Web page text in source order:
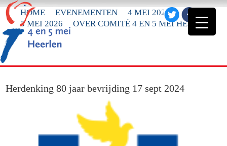
HOME EVENEMENTEN
4 MEI 2026
5 MEI 2026
OVER COMITÉ 4 EN 5 MEI HEERLEN
Herdenking 80 jaar bevrijding 17 sept 2024